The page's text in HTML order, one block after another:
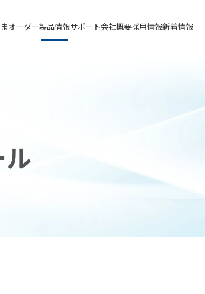
オーダー製品情報サポート会社概要採用情報新着情報